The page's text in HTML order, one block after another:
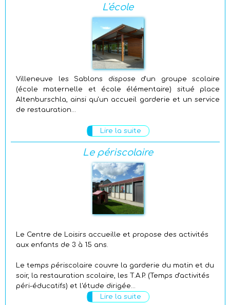
L'école
Villeneuve les Sablons dispose d'un groupe scolaire
(école maternelle et école élémentaire) situé place
Altenburschla, ainsi qu'un accueil garderie et un service
de restauration...
Lire la suite
Le périscolaire
Le Centre de Loisirs accueille et propose des activités
aux enfants de 3 à 15 ans.
Le temps périscolaire couvre la garderie du matin et du
soir, la restauration scolaire, les T.A.P. (Temps d'activités
péri-éducatifs) et l'étude dirigée...
Lire la suite